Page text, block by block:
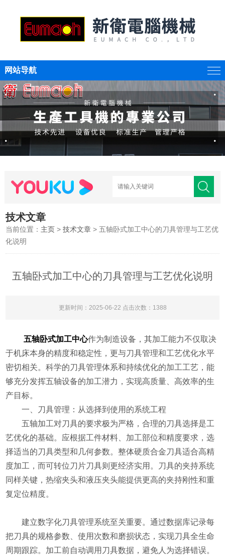
网站导航
技术文章
当前位置： 主页 >技术文章 > 五轴卧式加工中心的刀具管理与工艺优
化说明
五轴卧式加工中心的刀具管理与工艺优化说明
更新时间：2025-06-22 点击次数：1388
五轴卧式加工中心作为制造设备，其加工能力不仅取决
于机床本身的精度和稳定性，更与刀具管理和工艺优化水平
密切相关。科学的刀具管理体系和持续优化的加工工艺，能
够充分发挥五轴设备的加工潜力，实现高质量、高效率的生
产目标。
​​一、刀具管理：从选择到使用的系统工程​​
五轴加工对刀具的要求极为严格，合理的刀具选择是工
艺优化的基础。应根据工件材料、加工部位和精度要求，选
择适当的刀具类型和几何参数。整体硬质合金刀具适合高精
度加工，而可转位刀片刀具则更经济实用。刀具的夹持系统
同样关键，热缩夹头和液压夹头能提供更高的夹持刚性和重
复定位精度。
建立数字化刀具管理系统至关重要。通过数据库记录每
把刀具的规格参数、使用次数和磨损状态，实现刀具全生命
周期跟踪。加工前自动调用刀具数据，避免人为选择错误。